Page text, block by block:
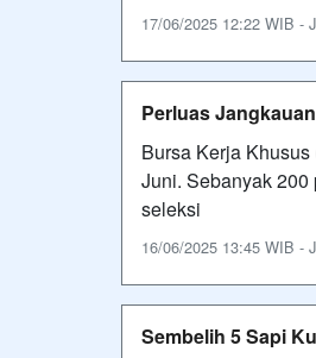
17/06/2025 12:22 WIB -
Perluas
Bursa Kerja
Juni. Sebanyak
seleksi
16/06/2025 13:45 WIB -
Sembelih 5 Sapi